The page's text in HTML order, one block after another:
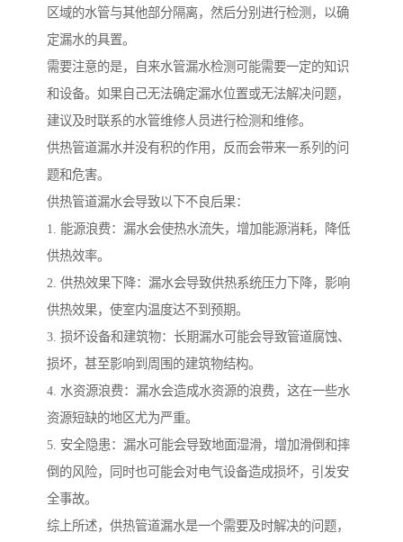
区域的水管与其他部分隔离，然后分别进行检测，以确
定漏水的具置。
需要注意的是，自来水管漏水检测可能需要一定的知识
和设备。如果自己无法确定漏水位置或无法解决问题，
建议及时联系的水管维修人员进行检测和维修。
供热管道漏水并没有积的作用，反而会带来一系列的问
题和危害。
供热管道漏水会导致以下不良后果：
1. 能源浪费：漏水会使热水流失，增加能源消耗，降低
供热效率。
2. 供热效果下降：漏水会导致供热系统压力下降，影响
供热效果，使室内温度达不到预期。
3. 损坏设备和建筑物：长期漏水可能会导致管道腐蚀、
损坏，甚至影响到周围的建筑物结构。
4. 水资源浪费：漏水会造成水资源的浪费，这在一些水
资源短缺的地区尤为严重。
5. 安全隐患：漏水可能会导致地面湿滑，增加滑倒和摔
倒的风险，同时也可能会对电气设备造成损坏，引发安
全事故。
综上所述，供热管道漏水是一个需要及时解决的问题，